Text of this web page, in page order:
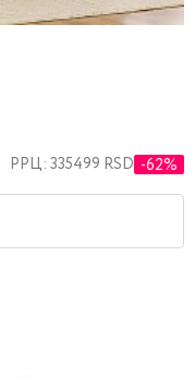
РРЦ: 335499 RSD -62%